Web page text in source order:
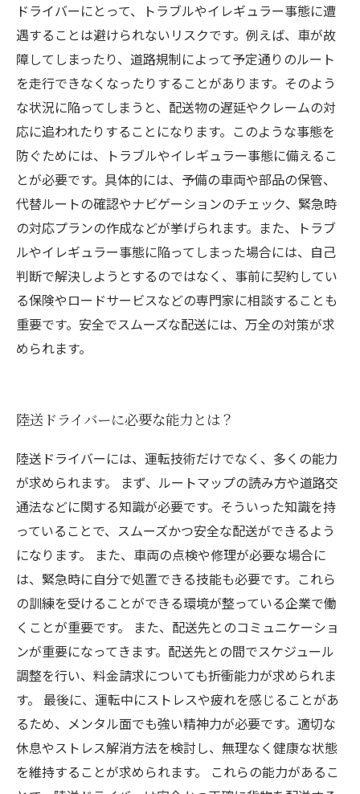
ドライバーにとって、トラブルやイレギュラー事態に遭
遇することは避けられないリスクです。例えば、車が故
障してしまったり、道路規制によって予定通りのルート
を走行できなくなったりすることがあります。そのよう
な状況に陥ってしまうと、配送物の遅延やクレームの対
応に追われたりすることになります。このような事態を
防ぐためには、トラブルやイレギュラー事態に備えるこ
とが必要です。具体的には、予備の車両や部品の保管、
代替ルートの確認やナビゲーションのチェック、緊急時
の対応プランの作成などが挙げられます。また、トラブ
ルやイレギュラー事態に陥ってしまった場合には、自己
判断で解決しようとするのではなく、事前に契約してい
る保険やロードサービスなどの専門家に相談することも
重要です。安全でスムーズな配送には、万全の対策が求
められます。
陸送ドライバーに必要な能力とは？
陸送ドライバーには、運転技術だけでなく、多くの能力
が求められます。 まず、ルートマップの読み方や道路交
通法などに関する知識が必要です。そういった知識を持
っていることで、スムーズかつ安全な配送ができるよう
になります。 また、車両の点検や修理が必要な場合に
は、緊急時に自分で処置できる技能も必要です。これら
の訓練を受けることができる環境が整っている企業で働
くことが重要です。 また、配送先とのコミュニケーショ
ンが重要になってきます。配送先との間でスケジュール
調整を行い、料金請求についても折衝能力が求められま
す。 最後に、運転中にストレスや疲れを感じることがあ
るため、メンタル面でも強い精神力が必要です。適切な
休息やストレス解消方法を検討し、無理なく健康な状態
を維持することが求められます。 これらの能力があるこ